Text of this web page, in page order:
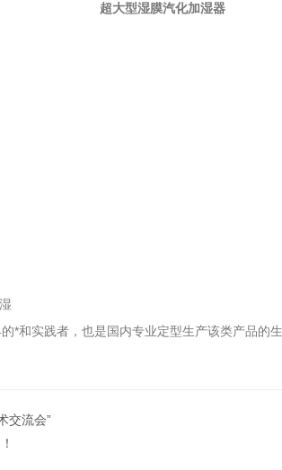
超大型湿膜汽化加湿器
*和实践者，也是国内专业定型生产该类产品
交流会”